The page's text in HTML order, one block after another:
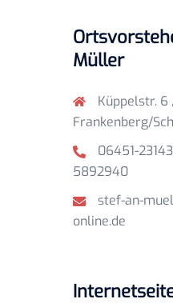
Müller
Küppelstr. 6
Frankenberg/
06451-
5892940
stef-an-
online.de